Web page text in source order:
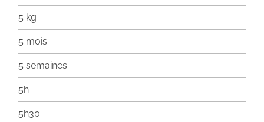
5 kg
5 mois
5 semaines
5h
5h30